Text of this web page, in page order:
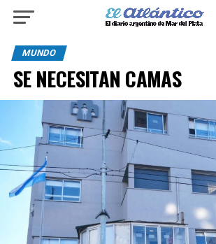
MUNDO
SE NECESITAN CAMAS